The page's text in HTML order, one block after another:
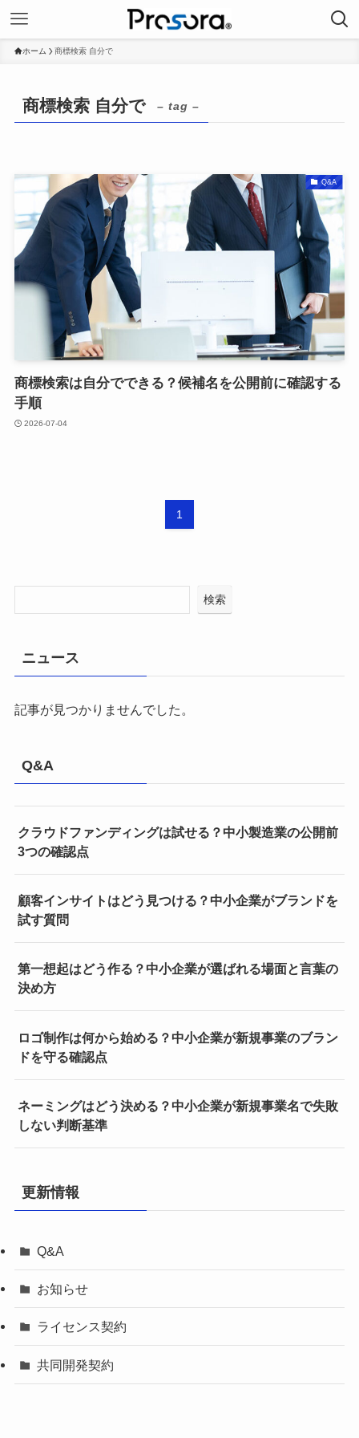
ホーム 商標検索 自分で
商標検索 自分で – tag –
Q&A
商標検索は自分でできる？候補名を公開前に確認する
手順
2026-07-04
1
検索
ニュース
記事が見つかりませんでした。
Q&A
クラウドファンディングは試せる？中小製造業の公開前
3つの確認点
顧客インサイトはどう見つける？中小企業がブランドを
試す質問
第一想起はどう作る？中小企業が選ばれる場面と言葉の
決め方
ロゴ制作は何から始める？中小企業が新規事業のブラン
ドを守る確認点
ネーミングはどう決める？中小企業が新規事業名で失敗
しない判断基準
更新情報
Q&A
お知らせ
ライセンス契約
共同開発契約